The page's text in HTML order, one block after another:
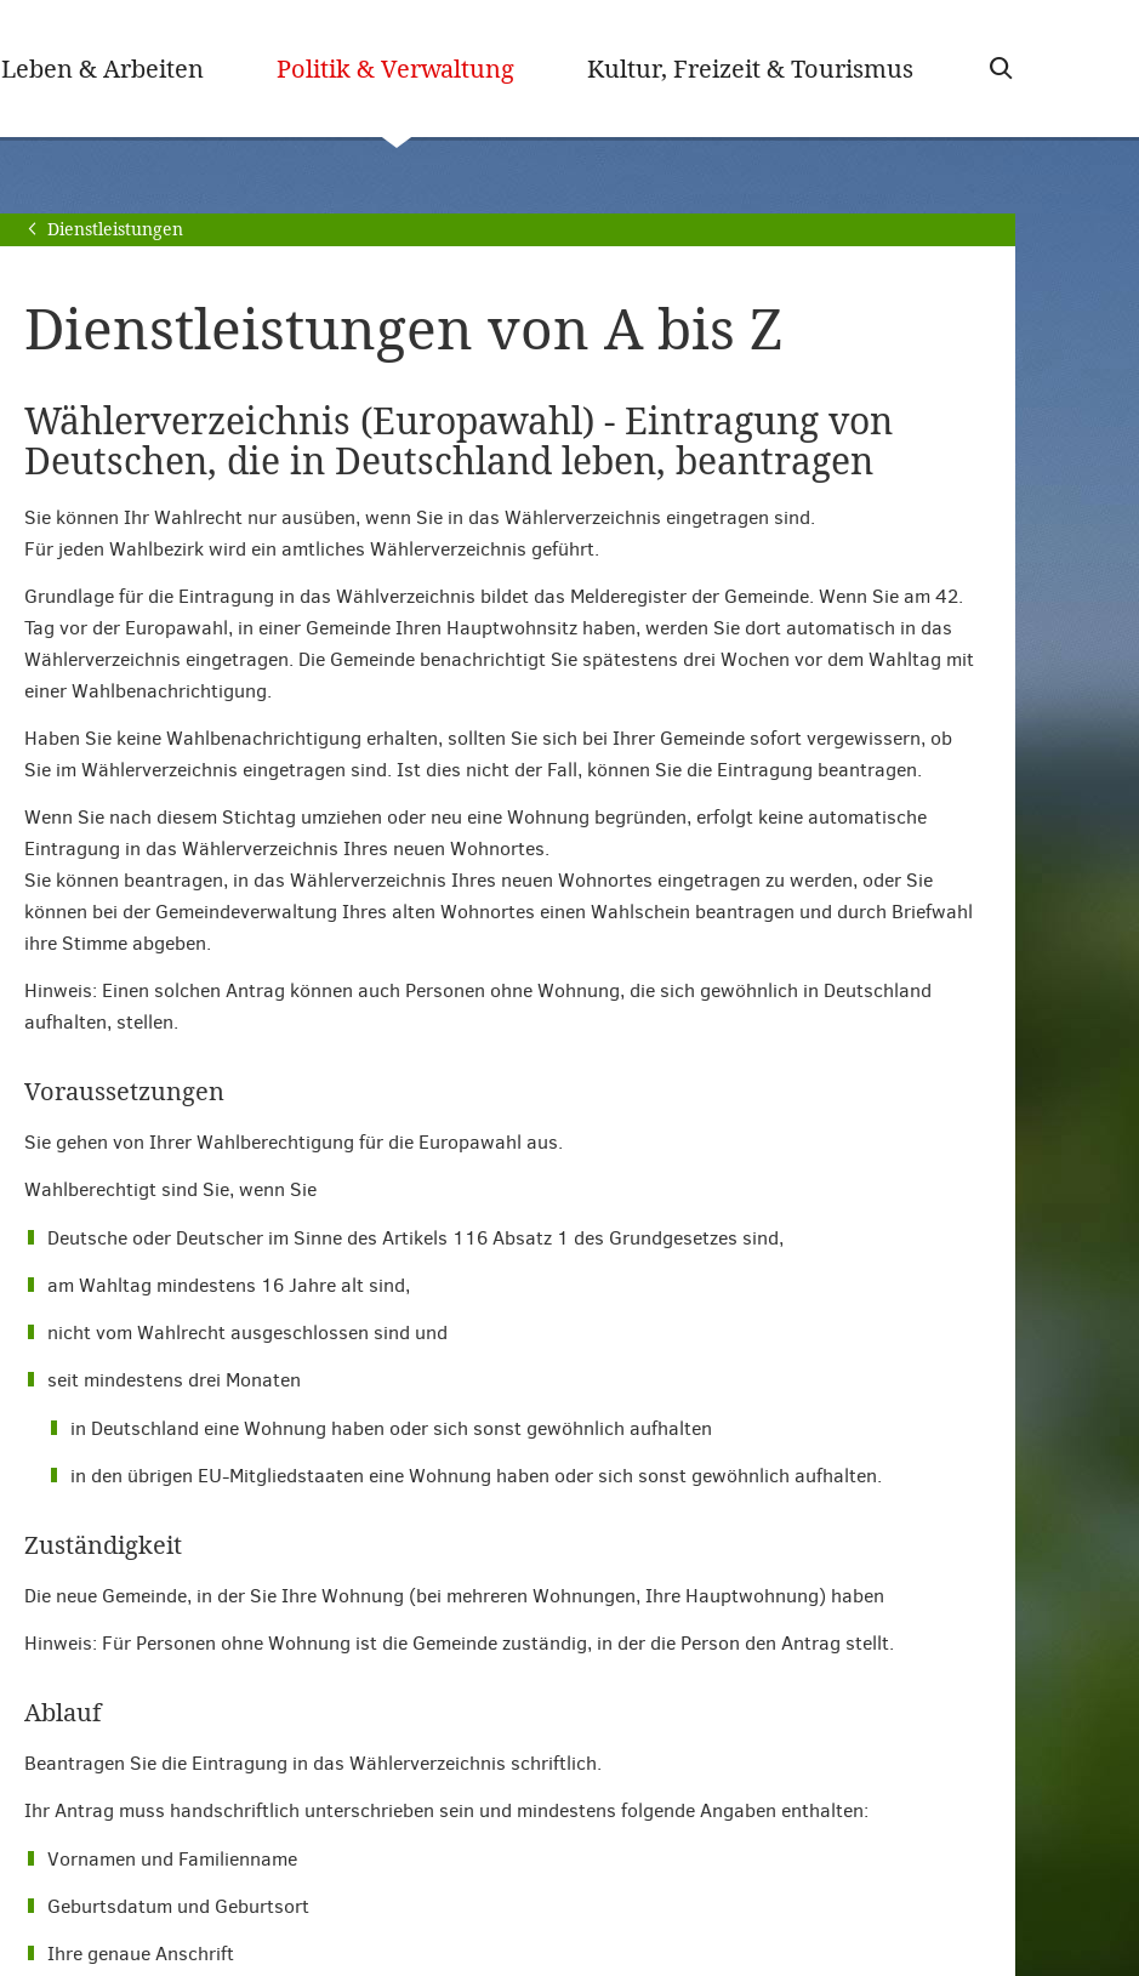
Leben & Arbeiten Politik & Verwaltung(ausgewählt)Kultur, Freizeit & Tourismus
Dienstleistungen
Dienstleistungen von A bis Z
Wählerverzeichnis (Europawahl) - Eintragung von
Deutschen, die in Deutschland leben, beantragen
Sie können Ihr Wahlrecht nur ausüben, wenn Sie in das Wählerverzeichnis eingetragen sind.
Für jeden Wahlbezirk wird ein amtliches Wählerverzeichnis geführt.
Grundlage für die Eintragung in das Wählverzeichnis bildet das Melderegister der Gemeinde. Wenn Sie am 42.
Tag vor der Europawahl, in einer Gemeinde Ihren Hauptwohnsitz haben, werden Sie dort automatisch in das
Wählerverzeichnis eingetragen. Die Gemeinde benachrichtigt Sie spätestens drei Wochen vor dem Wahltag mit
einer Wahlbenachrichtigung.
Haben Sie keine Wahlbenachrichtigung erhalten, sollten Sie sich bei Ihrer Gemeinde sofort vergewissern, ob
Sie im Wählerverzeichnis eingetragen sind. Ist dies nicht der Fall, können Sie die Eintragung beantragen.
Wenn Sie nach diesem Stichtag umziehen oder neu eine Wohnung begründen, erfolgt keine automatische
Eintragung in das Wählerverzeichnis Ihres neuen Wohnortes.
Sie können beantragen, in das Wählerverzeichnis Ihres neuen Wohnortes eingetragen zu werden, oder Sie
können bei der Gemeindeverwaltung Ihres alten Wohnortes einen Wahlschein beantragen und durch Briefwahl
ihre Stimme abgeben.
Hinweis: Einen solchen Antrag können auch Personen ohne Wohnung, die sich gewöhnlich in Deutschland
aufhalten, stellen.
Voraussetzungen
Sie gehen von Ihrer Wahlberechtigung für die Europawahl aus.
Wahlberechtigt sind Sie, wenn Sie
Deutsche oder Deutscher im Sinne des Artikels 116 Absatz 1 des Grundgesetzes sind,
am Wahltag mindestens 16 Jahre alt sind,
nicht vom Wahlrecht ausgeschlossen sind und
seit mindestens drei Monaten
in Deutschland eine Wohnung haben oder sich sonst gewöhnlich aufhalten
in den übrigen EU-Mitgliedstaaten eine Wohnung haben oder sich sonst gewöhnlich aufhalten.
Zuständigkeit
Die neue Gemeinde, in der Sie Ihre Wohnung (bei mehreren Wohnungen, Ihre Hauptwohnung) haben
Hinweis: Für Personen ohne Wohnung ist die Gemeinde zuständig, in der die Person den Antrag stellt.
Ablauf
Beantragen Sie die Eintragung in das Wählerverzeichnis schriftlich.
Ihr Antrag muss handschriftlich unterschrieben sein und mindestens folgende Angaben enthalten:
Vornamen und Familienname
Geburtsdatum und Geburtsort
Ihre genaue Anschrift